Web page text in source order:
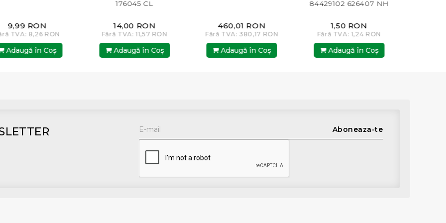
9,99 RON
TVA: 8,26 RON
în Coş
176045 CL
14,00 RON
Fără TVA: 11,57 RON
Adaugă în Coş
460,01 RON
Fără TVA: 380,17 RON
Adaugă în Coş
84429102 626407 NH
1,50 RON
Fără TVA: 1,24 RON
Adaugă în Coş
Aboneaza-te